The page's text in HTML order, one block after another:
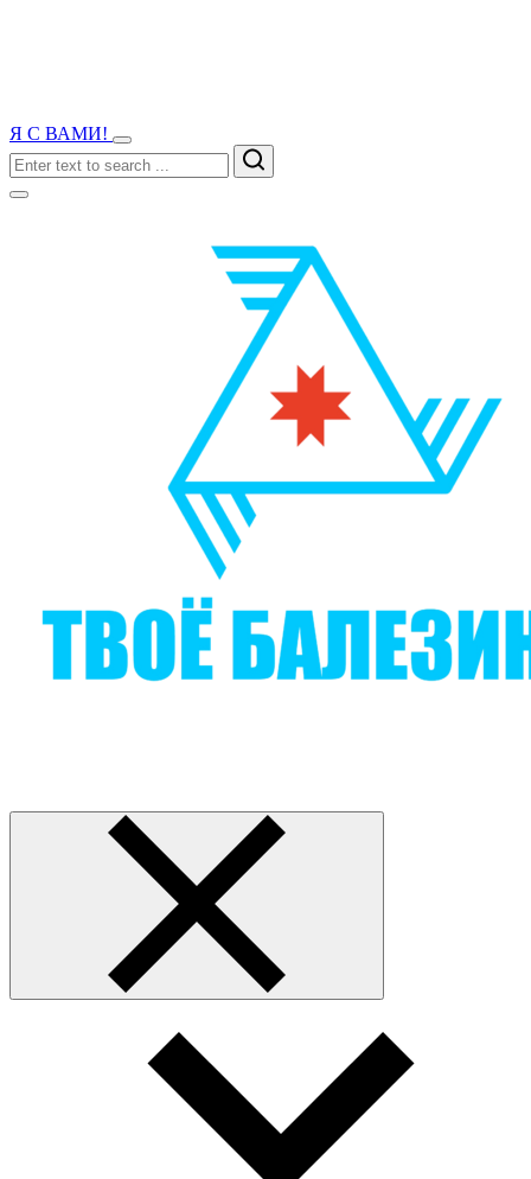
Я С ВАМИ!
Search